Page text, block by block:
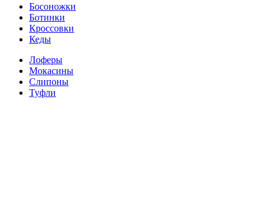
Босоножки
Ботинки
Кроссовки
Кеды
Лоферы
Мокасины
Слипоны
Туфли